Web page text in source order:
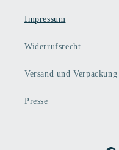
Impressum
Widerrufsrecht
Versand und Verpackung
Presse